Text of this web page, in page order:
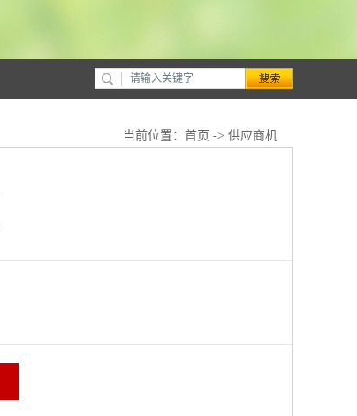
当前位置： 首页 -> 供应商机